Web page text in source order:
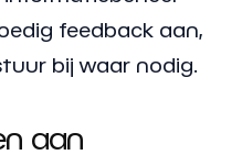
feedback aan,
bij waar nodig.
aan